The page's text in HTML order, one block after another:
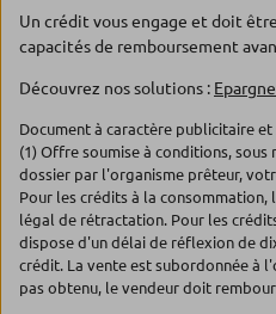
Un crédit vous engage et doit
capacités de remboursement
Découvrez nos solutions :
Document à caractère publicitaire
(1) Offre soumise à conditions,
dossier par l'organisme prêteur,
Pour les crédits à la
légal de rétractation. Pour les
dispose d'un délai de réflexion de
crédit. La vente est subordonnée à
pas obtenu, le vendeur doit